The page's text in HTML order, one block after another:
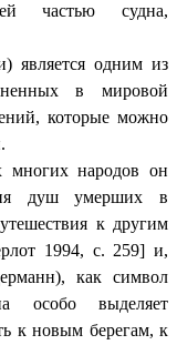
частью судна,
одним из
в мировой
которые можно
народов он
душ умерших в
к другим
1994, с. 259] и,
как символ
особо выделяет
к новым берегам, к